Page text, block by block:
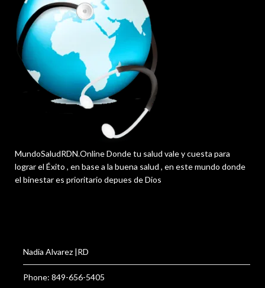
MundoSaludRDN.Online Donde tu salud vale y cuesta para
lograr el Éxito , en base a la buena salud , en este mundo donde
el binestar es prioritario depues de Dios
Nadia Alvarez |RD
Phone: 849-656-5405